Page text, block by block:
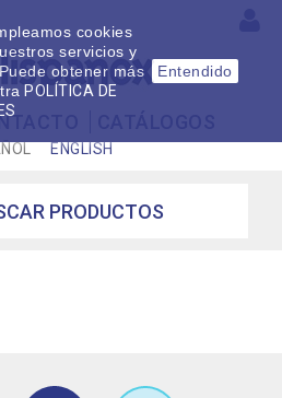
ENGLISH
cookies
servicios y
obtener más
POLÍTICA DE
Entendido